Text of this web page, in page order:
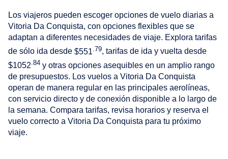
Los viajeros pueden escoger opciones de vuelo diarias a
Vitoria Da Conquista, con opciones flexibles que se
adaptan a diferentes necesidades de viaje. Explora tarifas
de sólo ida desde $551 .79, tarifas de ida y vuelta desde
$1052 .84 y otras opciones asequibles en un amplio rango
de presupuestos. Los vuelos a Vitoria Da Conquista
operan de manera regular en las principales aerolíneas,
con servicio directo y de conexión disponible a lo largo de
la semana. Compara tarifas, revisa horarios y reserva el
vuelo correcto a Vitoria Da Conquista para tu próximo
viaje.